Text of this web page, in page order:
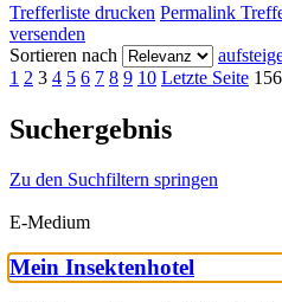
Trefferliste drucken Permalink
versenden
Sortieren nach
1 2 3 4 5 6 7 8 9 10 Letzte Seite
Suchergebnis
Zu den Suchfiltern springen
E-Medium
Mein Insektenhotel